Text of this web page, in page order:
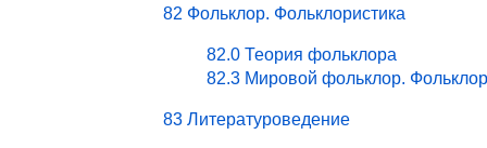
82 Фольклор. Фольклористика
82.0 Теория фольклора
82.3 Мировой фольклор.
83 Литературоведение